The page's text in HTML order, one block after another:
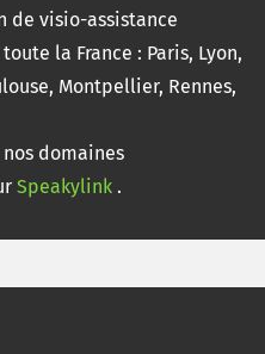
de visio-assistance
la France : Paris, Lyon,
Montpellier, Rennes,
domaines
Speakylink .